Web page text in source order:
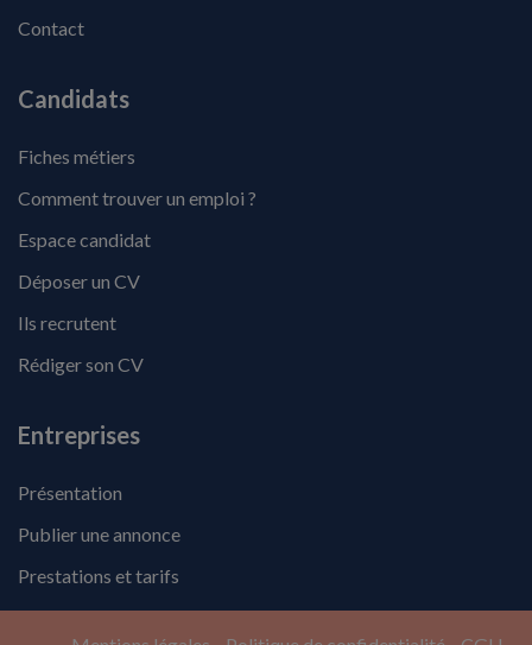
Contact
Candidats
Fiches métiers
Comment trouver un emploi ?
Espace candidat
Déposer un CV
Ils recrutent
Rédiger son CV
Entreprises
Présentation
Publier une annonce
Prestations et tarifs